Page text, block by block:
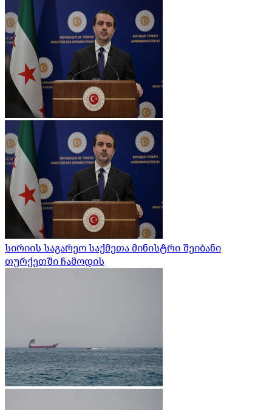
სირიის საგარეო საქმეთა მინისტრი შეიბანი
თურქეთში ჩამოდის